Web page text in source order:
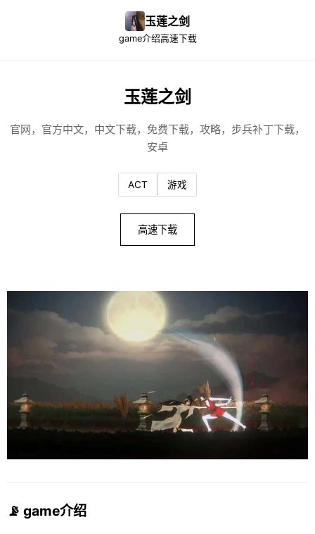
玉莲之剑
game介绍高速下载
玉莲之剑
官网，官方中文，中文下载，免费下载，攻略，步兵补丁下载，
安卓
ACT 游戏
高速下载
📡 game介绍